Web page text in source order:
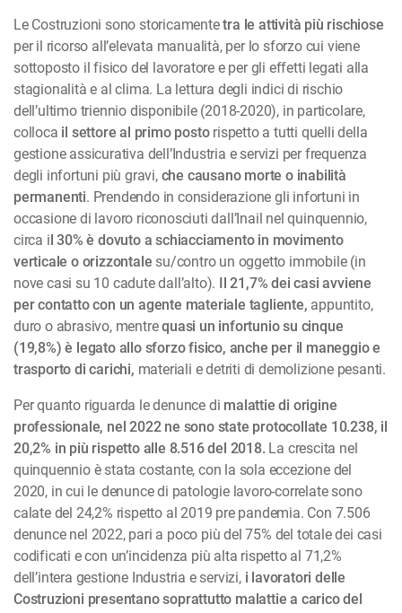
Le Costruzioni sono storicamentetra le attività più rischiose
per il ricorso all’elevata manualità, per lo sforzo cui viene
sottoposto il fisico del lavoratore e per gli effetti legati alla
stagionalità e al clima. La lettura degli indici di rischio
dell’ultimo triennio disponibile (2018-2020), in particolare,
colloca il settore al primo posto rispetto a tutti quelli della
gestione assicurativa dell’Industria e servizi per frequenza
degli infortuni più gravi, che causano morte o inabilità
permanenti. Prendendo in considerazione gli infortuni in
occasione di lavoro riconosciuti dall’Inail nel quinquennio,
circa i l 30% è dovuto a schiacciamento in movimento
verticale o orizzontale su/contro un oggetto immobile (in
nove casi su 10 cadute dall’alto).
Il 21,7% dei casi avviene
per contatto con un agente materiale tagliente, appuntito,
duro o abrasivo, mentrequasi un infortunio su cinque
(19,8%) è legato allo sforzo fisico, anche per il maneggio e
trasporto di carichi, materiali e detriti di demolizione pesanti.
Per quanto riguarda le denunce di malattie di origine
professionale, nel 2022 ne sono state protocollate 10.238, il
20,2% in più rispetto alle 8.516 del 2018. La crescita nel
quinquennio è stata costante, con la sola eccezione del
2020, in cui le denunce di patologie lavoro-correlate sono
calate del 24,2% rispetto al 2019 pre pandemia. Con 7.506
denunce nel 2022, pari a poco più del 75% del totale dei casi
codificati e con un’incidenza più alta rispetto al 71,2%
dell’intera gestione Industria e servizi, i lavoratori delle
Costruzioni presentano soprattutto malattie a carico del